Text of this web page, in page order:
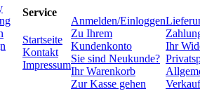
Service
Startseite
Kontakt
Impressum
Anmelden/Einloggen
Zu Ihrem
Kundenkonto
Sie sind Neukunde?
Ihr Warenkorb
Zur Kasse gehen
Ihr